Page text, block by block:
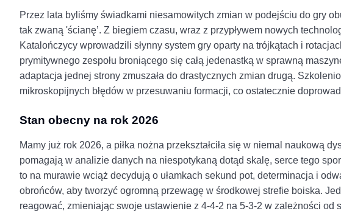
Przez lata byliśmy świadkami niesamowitych zmian w podejściu do gry
tak zwaną 'ścianę’. Z biegiem czasu, wraz z przypływem nowych
Katalończycy wprowadzili słynny system gry oparty na trójkątach i
prymitywnego zespołu broniącego się całą jedenastką w sprawną
adaptacja jednej strony zmuszała do drastycznych zmian drugą.
mikroskopijnych błędów w przesuwaniu formacji, co ostatecznie
Stan obecny na rok 2026
Mamy już rok 2026, a piłka nożna przekształciła się w niemal naukową
pomagają w analizie danych na niespotykaną dotąd skalę, serce tego
to na murawie wciąż decydują o ułamkach sekund pot, determinacja i
obrońców, aby tworzyć ogromną przewagę w środkowej strefie boiska.
reagować, zmieniając swoje ustawienie z 4-4-2 na 5-3-2 w zależności od